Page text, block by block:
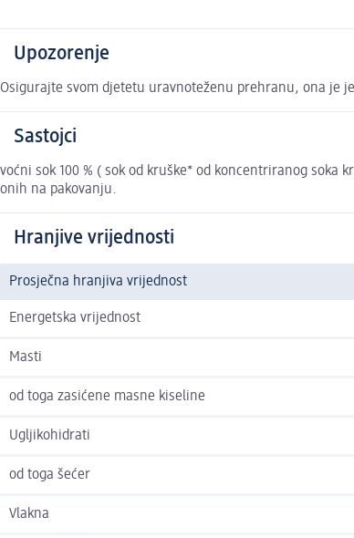
Upozorenje
Osigurajte svom djetetu uravnoteženu prehranu, ona je
Sastojci
voćni sok 100 % ( sok od kruške* od koncentriranog soka
onih na pakovanju.
Hranjive vrijednosti
Prosječna hranjiva vrijednost
Energetska vrijednost
Masti
od toga zasićene masne kiseline
Ugljikohidrati
od toga šećer
Vlakna